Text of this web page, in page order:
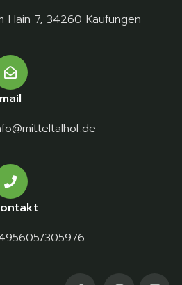
Hain 7, 34260 Kaufungen
305976